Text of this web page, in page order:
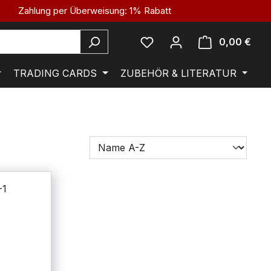
Zahlung per Überweisung: 1% Rabatt
0,00 €
TRADING CARDS ZUBEHÖR & LITERATUR